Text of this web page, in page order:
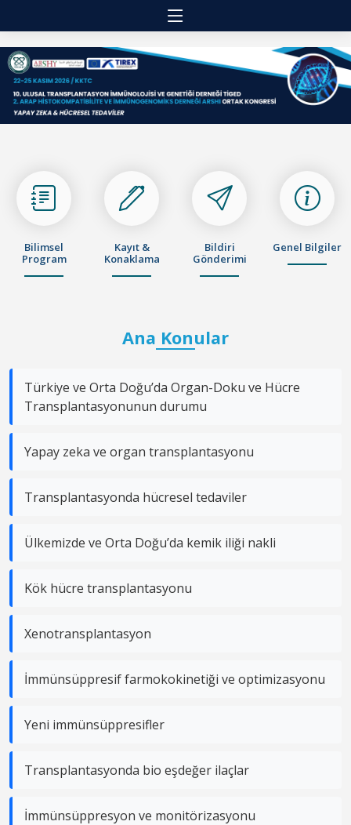
Bilimsel
Program
Kayıt &
Konaklama
Bildiri
Gönderimi
Genel Bilgiler
Ana Konular
Türkiye ve Orta Doğu’da Organ-Doku ve Hücre
Transplantasyonunun durumu
Yapay zeka ve organ transplantasyonu
Transplantasyonda hücresel tedaviler
Ülkemizde ve Orta Doğu’da kemik iliği nakli
Kök hücre transplantasyonu
Xenotransplantasyon
İmmünsüppresif farmokokinetiği ve optimizasyonu
Yeni immünsüppresifler
Transplantasyonda bio eşdeğer ilaçlar
İmmünsüppresyon ve monitörizasyonu